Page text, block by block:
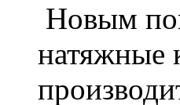
Новым
натяжные